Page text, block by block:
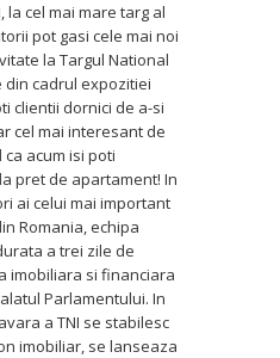
la cel mai mare targ al
pot gasi cele mai noi
la Targul National
din cadrul expozitiei
clientii dornici de a-si
cel mai interesant de
acum isi poti
pret de apartament! In
ai celui mai important
Romania, echipa
a trei zile de
imobiliara si financiara
Parlamentului. In
a TNI se stabilesc
imobiliar, se lanseaza